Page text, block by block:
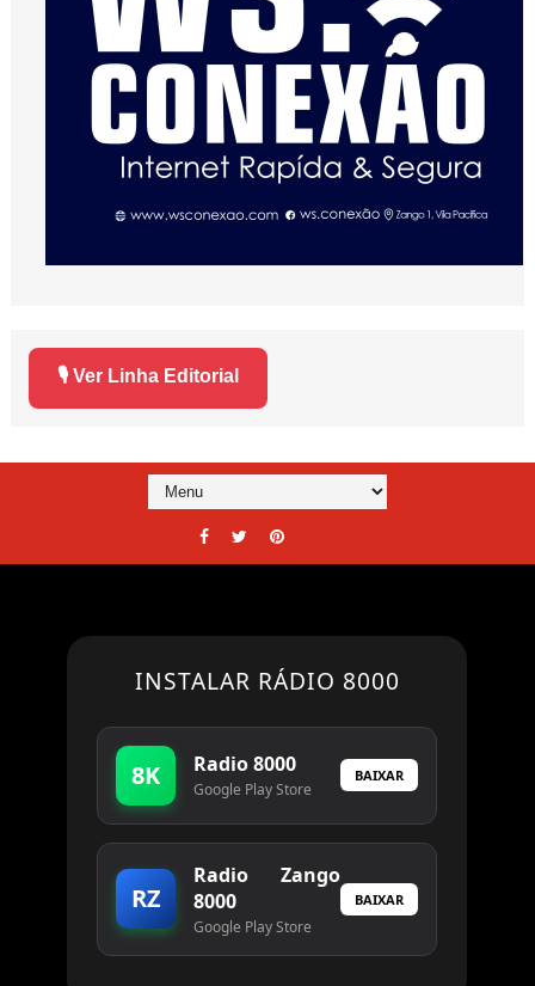
🎙️ Ver Linha Editorial
INSTALAR RÁDIO 8000
8K Radio 8000
Google Play Store
BAIXAR
RZ
Radio Zango
8000
Google Play Store
BAIXAR